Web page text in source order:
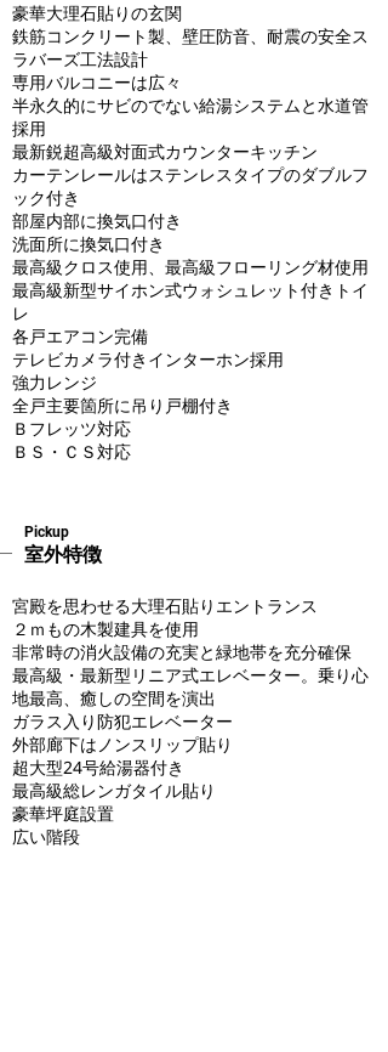
豪華大理石貼りの玄関
鉄筋コンクリート製、壁圧防音、耐震の安全ス
ラバーズ工法設計
専用バルコニーは広々
半永久的にサビのでない給湯システムと水道管
採用
最新鋭超高級対面式カウンターキッチン
カーテンレールはステンレスタイプのダブルフ
ック付き
部屋内部に換気口付き
洗面所に換気口付き
最高級クロス使用、最高級フローリング材使用
最高級新型サイホン式ウォシュレット付きトイ
レ
各戸エアコン完備
テレビカメラ付きインターホン採用
強力レンジ
全戸主要箇所に吊り戸棚付き
Ｂフレッツ対応
ＢＳ・ＣＳ対応
Pickup
室外特徴
宮殿を思わせる大理石貼りエントランス
２ｍもの木製建具を使用
非常時の消火設備の充実と緑地帯を充分確保
最高級・最新型リニア式エレベーター。乗り心
地最高、癒しの空間を演出
ガラス入り防犯エレベーター
外部廊下はノンスリップ貼り
超大型24号給湯器付き
最高級総レンガタイル貼り
豪華坪庭設置
広い階段